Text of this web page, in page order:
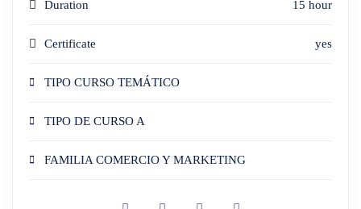
Duration 15 hour
Certificate yes
TIPO CURSO TEMÁTICO
TIPO DE CURSO A
FAMILIA COMERCIO Y MARKETING